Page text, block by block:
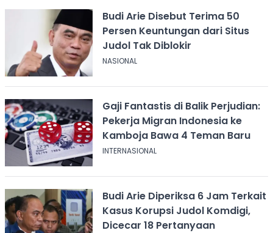
Budi Arie Disebut Terima 50
Persen Keuntungan dari Situs
Judol Tak Diblokir
NASIONAL
Gaji Fantastis di Balik Perjudian:
Pekerja Migran Indonesia ke
Kamboja Bawa 4 Teman Baru
INTERNASIONAL
Budi Arie Diperiksa 6 Jam Terkait
Kasus Korupsi Judol Komdigi,
Dicecar 18 Pertanyaan